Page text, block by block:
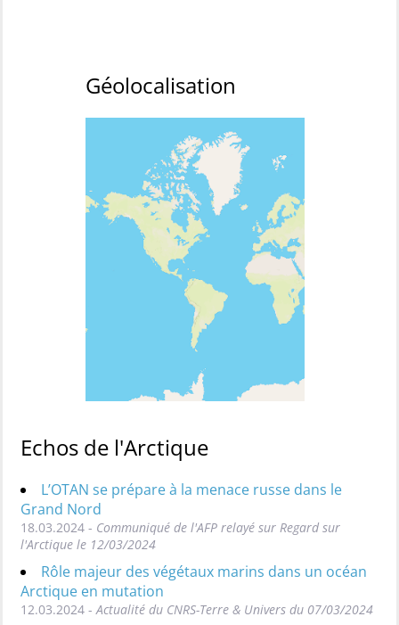
Géolocalisation
Echos de l'Arctique
L’OTAN se prépare à la menace russe dans le
Grand Nord
18.03.2024 - Communiqué de l'AFP relayé sur Regard sur
l'Arctique le 12/03/2024
Rôle majeur des végétaux marins dans un océan
Arctique en mutation
12.03.2024 - Actualité du CNRS-Terre & Univers du 07/03/2024